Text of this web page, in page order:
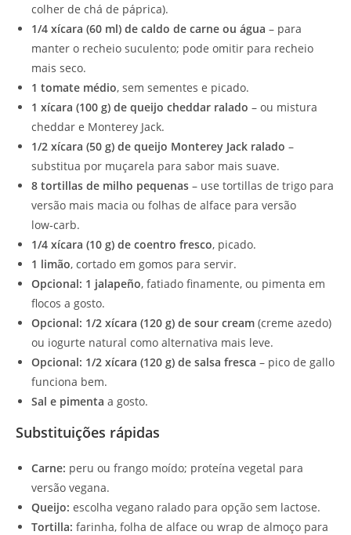
colher de chá de páprica).
1/4 xícara (60 ml) de caldo de carne ou água – para
manter o recheio suculento; pode omitir para recheio
mais seco.
1 tomate médio, sem sementes e picado.
1 xícara (100 g) de queijo cheddar ralado – ou mistura
cheddar e Monterey Jack.
1/2 xícara (50 g) de queijo Monterey Jack ralado –
substitua por muçarela para sabor mais suave.
8 tortillas de milho pequenas – use tortillas de trigo para
versão mais macia ou folhas de alface para versão
low‑carb.
1/4 xícara (10 g) de coentro fresco, picado.
1 limão, cortado em gomos para servir.
Opcional: 1 jalapeño, fatiado finamente, ou pimenta em
flocos a gosto.
Opcional: 1/2 xícara (120 g) de sour cream (creme azedo)
ou iogurte natural como alternativa mais leve.
Opcional: 1/2 xícara (120 g) de salsa fresca – pico de gallo
funciona bem.
Sal e pimenta a gosto.
Substituições rápidas
Carne: peru ou frango moído; proteína vegetal para
versão vegana.
Queijo: escolha vegano ralado para opção sem lactose.
Tortilla: farinha, folha de alface ou wrap de almoço para